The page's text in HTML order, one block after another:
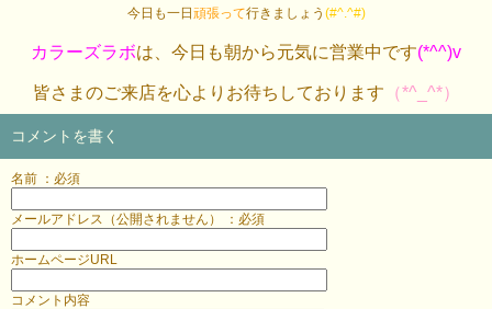
今日も一日 頑張って行きましょう (#^.^#)
カラーズラボは、今日も朝から元気に営業中です(*^^)v
皆さまのご来店を心よりお待ちしております （*^_^*）
コメントを書く
名前 ：必須
メールアドレス（公開されません） ：必須
ホームページURL
コメント内容